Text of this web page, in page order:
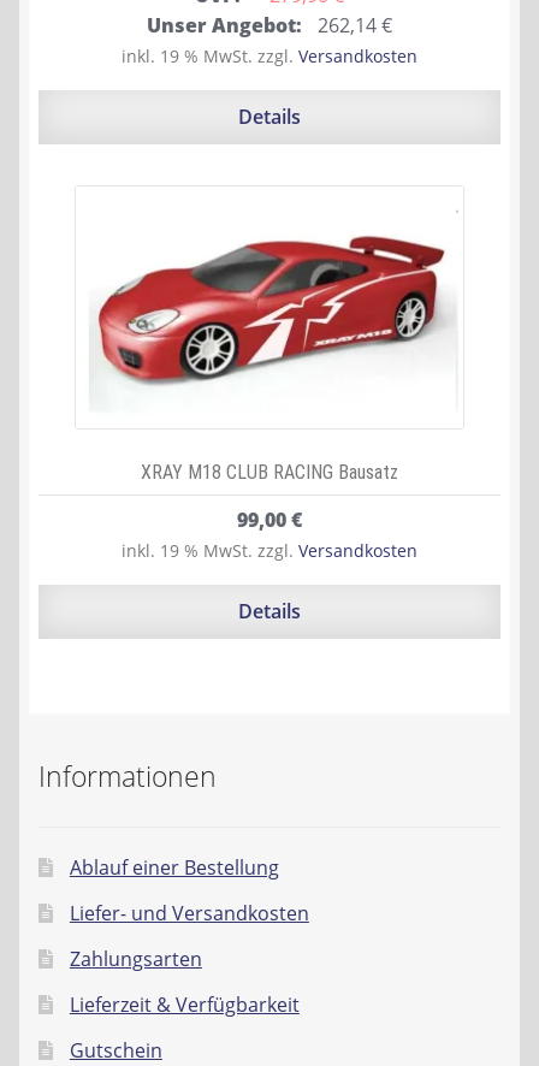
Ursprünglicher
Preis
war:
Unser Angebot: 262,14€Aktueller
Preis
ist:
inkl. 19 % MwSt. zzgl. Versandkosten
Details
XRAY M18 CLUB RACING Bausatz
99,00€
inkl. 19 % MwSt. zzgl. Versandkosten
Details
Informationen
Ablauf einer Bestellung
Liefer- und Versandkosten
Zahlungsarten
Lieferzeit & Verfügbarkeit
Gutschein